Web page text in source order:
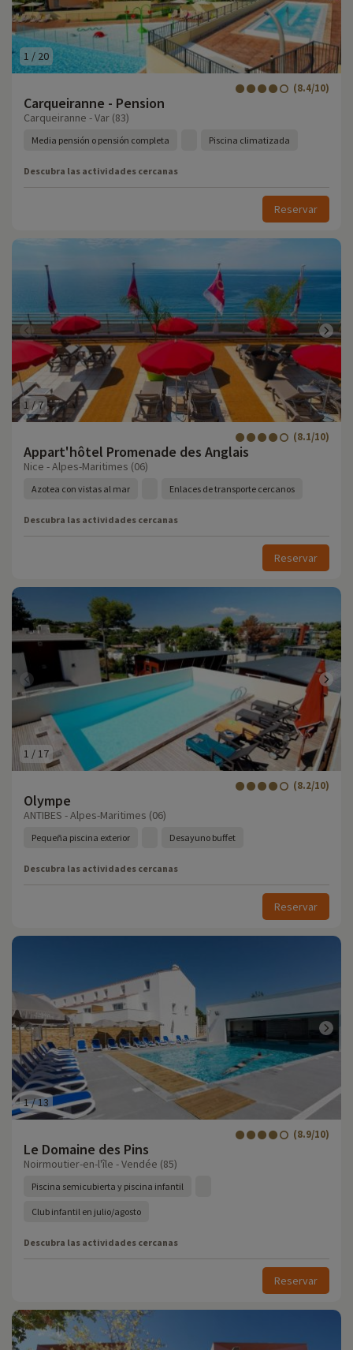
1 / 20
Carqueiranne - Pension
(8.4/10)
Carqueiranne - Var (83)
Media pensión o pensión completa Piscina climatizada
Descubra las actividades cercanas
Reservar
1 /7
Appart'hôtel Promenade des Anglais
(8.1/10)
Nice - Alpes-Maritimes (06)
Azotea con vistas al mar Enlaces de transporte cercanos
Descubra las actividades cercanas
Reservar
1 / 17
Olympe
(8.2/10)
ANTIBES - Alpes-Maritimes (06)
Pequeña piscina exterior Desayuno buffet
Descubra las actividades cercanas
Reservar
1/13
Le Domaine des Pins
(8.9/10)
Noirmoutier-en-l'île - Vendée (85)
Piscina semicubierta y piscina infantil
Club infantil en julio/agosto
Descubra las actividades cercanas
Reservar